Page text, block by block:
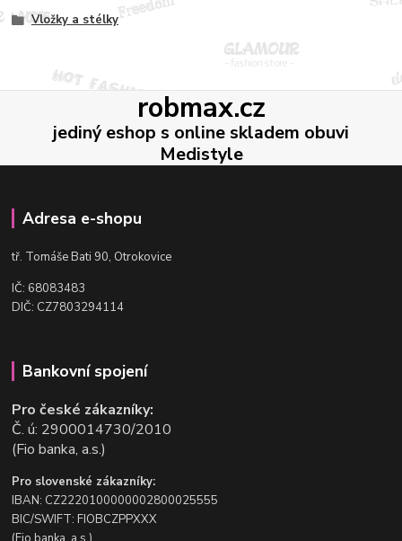
Vložky a stélky
robmax.cz
jediný eshop s online skladem obuvi
Medistyle
Adresa e-shopu
tř. Tomáše Bati 90, Otrokovice
IČ: 68083483
DIČ: CZ7803294114
Bankovní spojení
Pro české zákazníky:
Č. ú: 2900014730/2010
(Fio banka, a.s.)
Pro slovenské zákazníky:
IBAN: CZ2220100000002800025555
BIC/SWIFT: FIOBCZPPXXX